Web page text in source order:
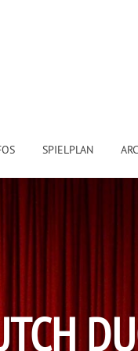
SPIELPLAN